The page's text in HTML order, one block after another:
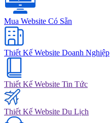
Mua Website Có Sẵn
Thiết Kế Website Doanh Nghiệp
Thiết Kế Website Tin Tức
Thiết Kế Website Du Lịch